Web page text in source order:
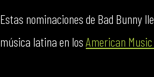
Estas nominaciones de Bad Bunny
música latina en losAmerican